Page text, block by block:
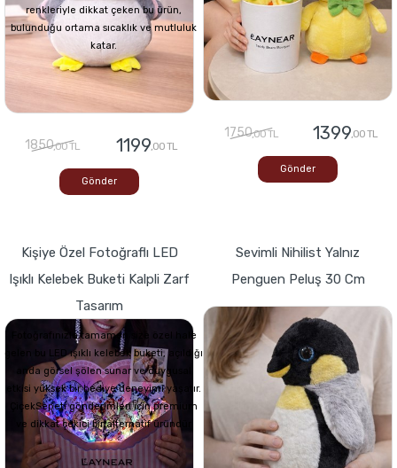
renkleriyle dikkat çeken bu ürün,
bulunduğu ortama sıcaklık ve mutluluk
katar.
1850,00 TL 1199,00 TL
Gönder
1750,00 TL 1399,00 TL
Gönder
Kişiye Özel Fotoğraflı LED
Işıklı Kelebek Buketi Kalpli Zarf
Tasarım
Fotoğrafınızla tamamen size özel hale
gelen bu LED ışıklı kelebek buketi, açıldığı
anda görsel şölen sunar ve duygusal
etkisi yüksek bir hediye deneyimi yaşatır.
ÇiçekSepeti gönderimleri için premium
ve dikkat çekici bir alternatif üründür
Sevimli Nihilist Yalnız
Penguen Peluş 30 Cm